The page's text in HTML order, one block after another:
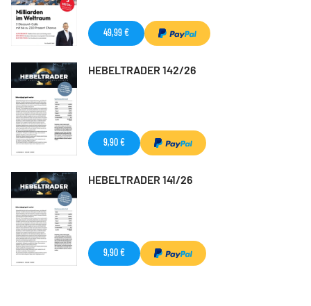
49,99 €
HEBELTRADER 142/26
9,90 €
HEBELTRADER 141/26
9,90 €